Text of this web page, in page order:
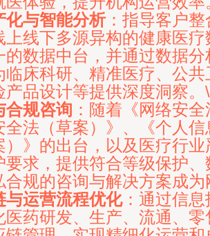
化与智能分析：指导客户整
上线下多源异构的健康医
的数据中台，并通过数据分
临床科研、精准医疗、公
产品设计等提供深度洞察
合规咨询 ：随着《网络安
全法（草案）》、《个人
）》的出台，以及医疗行
要求，提供符合等级保护
合规的咨询与解决方案成为
与运营流程优化：通过信
医药研发、生产、流通、